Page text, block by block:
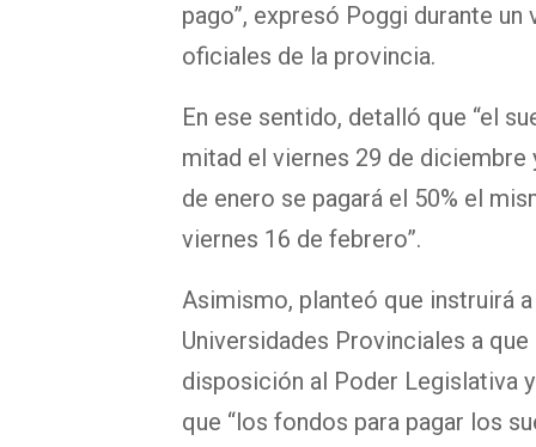
pago”, expresó Poggi durante
oficiales de la provincia.
En ese sentido, detalló que “el
mitad el viernes 29 de
de enero se pagará el 50% el
viernes 16 de febrero”.
Asimismo, planteó que instruirá
Universidades Provinciales a
disposición al Poder Legislativa
que “los fondos para pagar los